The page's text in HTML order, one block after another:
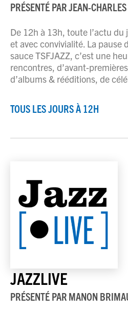
PRÉSENTÉ PARJEAN-
De 12h à 13h, toute l’actu du
et avec convivialité. La pause
sauce TSFJAZZ, c’est une
rencontres, d’avant-
d’albums & rééditions, de
TOUS LES JOURS À 12H
JAZZLIVE
PRÉSENTÉ PAR MANON